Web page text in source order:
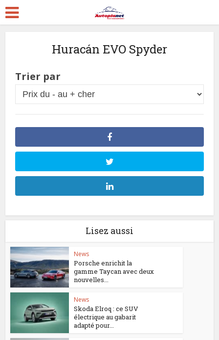
Huracán EVO Spyder
Trier par
Lisez aussi
News
Porsche enrichit la
gamme Taycan avec deux
nouvelles...
News
Skoda Elroq : ce SUV
électrique au gabarit
adapté pour...